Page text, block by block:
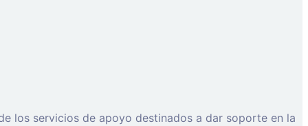
los servicios de apoyo destinados a dar soporte en la